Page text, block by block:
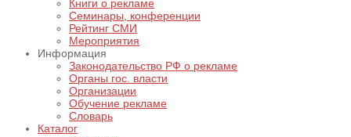
Книги о рекламе
Семинары, конференции
Рейтинг СМИ
Мероприятия
Информация
Законодательство РФ о рекламе
Органы гос. власти
Организации
Обучение рекламе
Словарь
Каталог